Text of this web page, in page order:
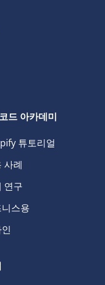
드 아카데미
튜토리얼
사례
연구
스용